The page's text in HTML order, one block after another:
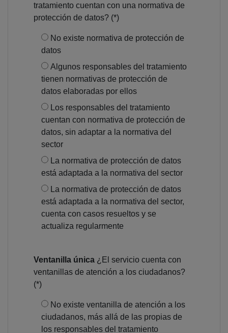
tratamiento cuentan con una normativa de
protección de datos? (*)
No existe normativa de protección de
datos
Algunos responsables del tratamiento
tienen normativas de protección de
datos elaboradas por ellos
Los responsables del tratamiento
cuentan con normativa de protección de
datos, sin adaptar a la normativa del
sector
La normativa de protección de datos
está adaptada a la normativa del sector
La normativa de protección de datos
está adaptada a la normativa del sector,
cuenta con casos resueltos y se
actualiza regularmente
Ventanilla única ¿El servicio cuenta con
ventanillas de atención a los ciudadanos?
(*)
No existe ventanilla de atención a los
ciudadanos, más allá de las propias de
los responsables del tratamiento